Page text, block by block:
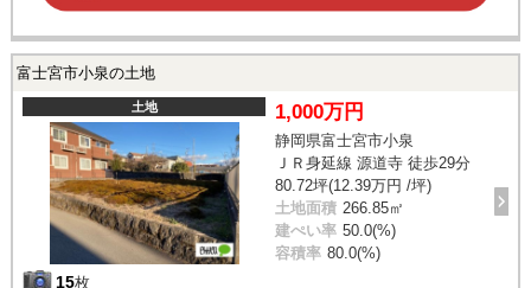
富士宮市小泉の土地
土地
15枚
1,000万円
静岡県富士宮市小泉
ＪＲ身延線 源道寺 徒歩29分
80.72坪(12.39万円 /坪)
土地面積 266.85㎡
建ぺい率 50.0(%)
容積率 80.0(%)